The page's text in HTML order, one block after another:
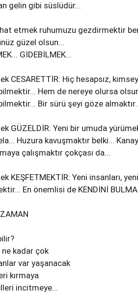
gelin gibi süslüdür...
etmek ruhumuzu gezdirmektir
güzel olsun...
GİDEBİLMEK...
CESARETTİR: Hiç hesapsız,
Hem de nereye olursa
Bir sürü şeyi göze
GÜZELDİR: Yeni bir umuda
Huzura kavuşmaktır belki...
çalışmaktır çokçası da...
KEŞFETMEKTİR: Yeni insanları,
En önemlisi de KENDİNİ
ne kadar çok
var yaşanacak
kırmaya
incitmeye...